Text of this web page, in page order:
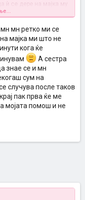
ѝ се дере на мајка му
обврска бидејќи
барем благодарен
мајка не држи лутина,
мн мн ретко ми се
мајка ми што не
кога ќе
А сестра
знае се и мн
сум на
случува после таков
пак прва ќе ме
мојата помош и не